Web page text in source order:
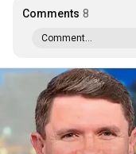
Comments 8
Comment...